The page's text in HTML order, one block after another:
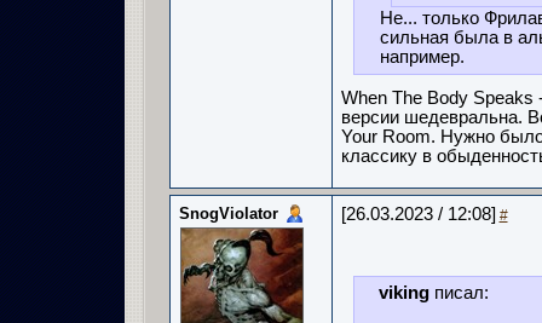
Не... только
сильная была в
например.
When The Body Speaks
версии шедевральна.
Your Room. Нужно
классику в
SnogViolator [26.03.2023 / 12:08] #
vikingписал: